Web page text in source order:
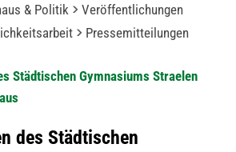
& Politik
Veröffentlichungen
Pressemitteilungen
Städtischen Gymnasiums Straelen
des Städtischen